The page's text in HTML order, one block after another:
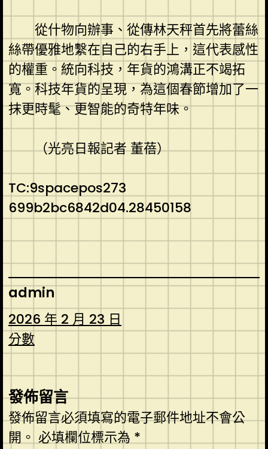
從什物向辦事、從傳林天秤首先將蕾絲
絲帶優雅地繫在自己的右手上，這代表感性
的權重。統向科技，年貨的鴻溝正不竭拓
寬。科技年貨的呈現，為這個春節增加了一
抹更時髦、更智能的奇特年味。
（光亮日報記者 董蓓）
TC:9spacepos273
699b2bc6842d04.28450158
admin
2026 年 2 月 23 日
分數
發佈留言
發佈留言必須填寫的電子郵件地址不會公
開。 必填欄位標示為 *